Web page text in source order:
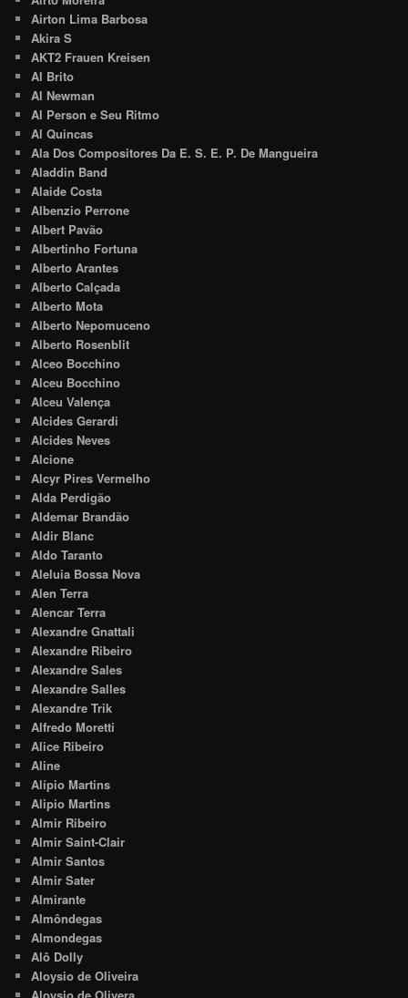
Airton Lima Barbosa
Akira S
AKT2 Frauen Kreisen
Al Brito
Al Newman
Al Person e Seu Ritmo
Al Quincas
Ala Dos Compositores Da E. S. E. P. De Mangueira
Aladdin Band
Alaide Costa
Albenzio Perrone
Albert Pavão
Albertinho Fortuna
Alberto Arantes
Alberto Calçada
Alberto Mota
Alberto Nepomuceno
Alberto Rosenblit
Alceo Bocchino
Alceu Bocchino
Alceu Valença
Alcides Gerardi
Alcides Neves
Alcione
Alcyr Pires Vermelho
Alda Perdigão
Aldemar Brandão
Aldir Blanc
Aldo Taranto
Aleluia Bossa Nova
Alen Terra
Alencar Terra
Alexandre Gnattali
Alexandre Ribeiro
Alexandre Sales
Alexandre Salles
Alexandre Trik
Alfredo Moretti
Alice Ribeiro
Aline
Alípio Martins
Alipio Martins
Almir Ribeiro
Almir Saint-Clair
Almir Santos
Almir Sater
Almirante
Almôndegas
Almondegas
Alô Dolly
Aloysio de Oliveira